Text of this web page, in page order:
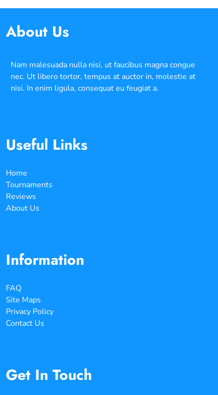
About Us
Nam malesuada nulla nisi, ut faucibus magna congue
nec. Ut libero tortor, tempus at auctor in, molestie at
nisi. In enim ligula, consequat eu feugiat a.
Useful Links
Home
Tournaments
Reviews
About Us
Information
FAQ
Site Maps
Privacy Policy
Contact Us
Get In Touch